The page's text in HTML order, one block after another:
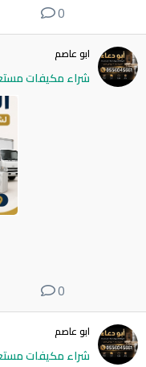
0
ابو عاصم
شراء مكيفات مستعمله
0
ابو عاصم
شراء مكيفات مستعمله